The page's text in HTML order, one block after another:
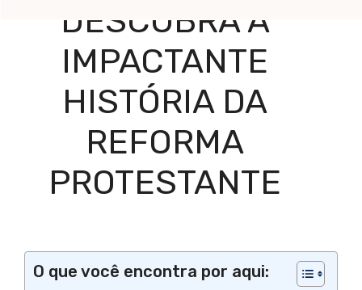
DESCUBRA A
IMPACTANTE
HISTÓRIA DA
REFORMA
PROTESTANTE
O que você encontra por aqui: